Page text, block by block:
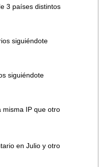
3 países distintos
siguiéndote
siguiéndote
misma IP que otro
en Julio y otro